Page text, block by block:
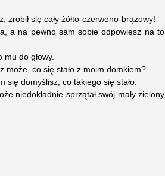
się cały żółto-czerwono-brązowy!
a na pewno sam sobie odpowiesz na to
mu do głowy.
może, co się stało z moim domkiem?
się domyślisz, co takiego się stało.
niedokładnie sprzątał swój mały zielony